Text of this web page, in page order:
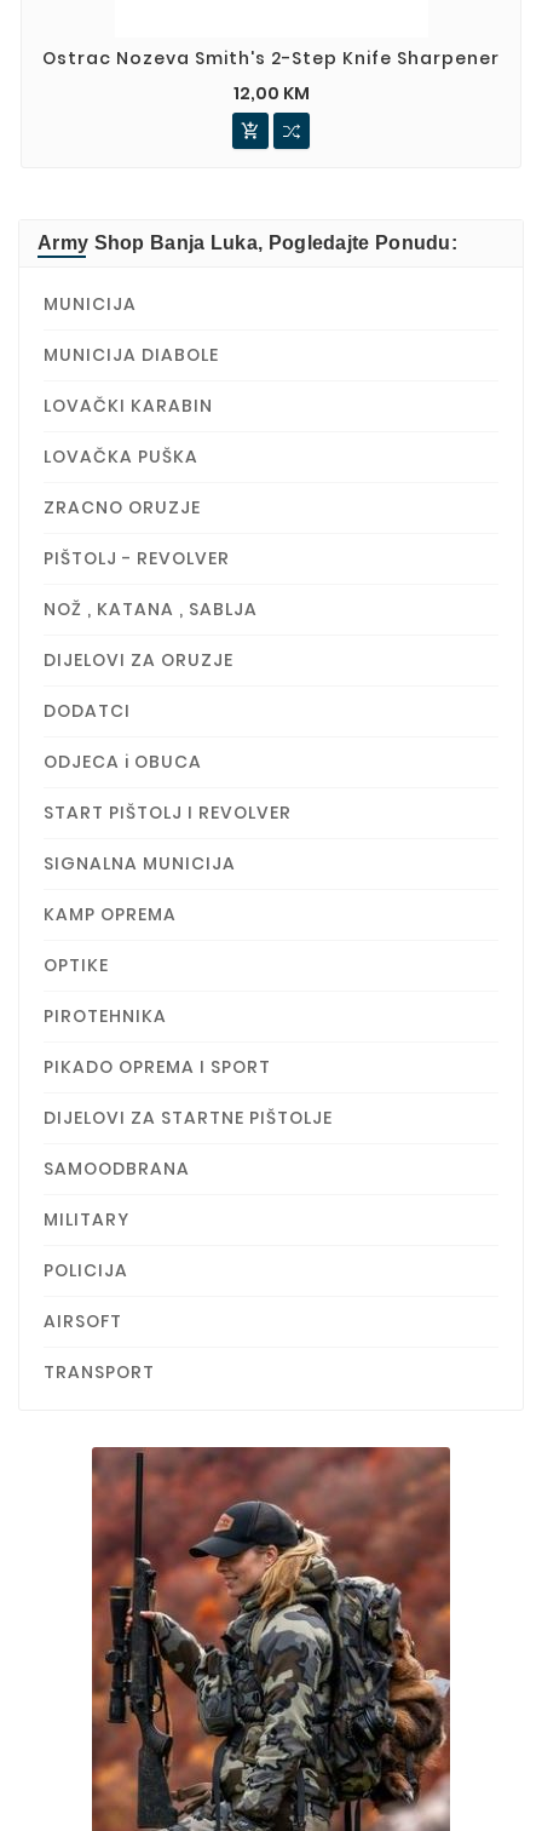
Ostrac Nozeva Smith's 2-Step Knife Sharpener
12,00 KM

Army Shop Banja Luka, Pogledajte Ponudu:
MUNICIJA
MUNICIJA DIABOLE
LOVAČKI KARABIN
LOVAČKA PUŠKA
ZRACNO ORUZJE
PIŠTOLJ - REVOLVER
NOŽ , KATANA , SABLJA
DIJELOVI ZA ORUZJE
DODATCI
ODJECA i OBUCA
START PIŠTOLJ I REVOLVER
SIGNALNA MUNICIJA
KAMP OPREMA
OPTIKE
PIROTEHNIKA
PIKADO OPREMA I SPORT
DIJELOVI ZA STARTNE PIŠTOLJE
SAMOODBRANA
MILITARY
POLICIJA
AIRSOFT
TRANSPORT